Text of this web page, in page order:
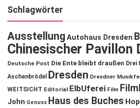
Schlagwörter
Ausstellung Autohaus Dresden
Chinesischer Pavillon
Deutsche Post Die Ente bleibt draußen Drei
Aschenbrödel
Dresden Dresdner
WEITSICHT Editorial ElbUferei Film
John Genuss Haus des Buches